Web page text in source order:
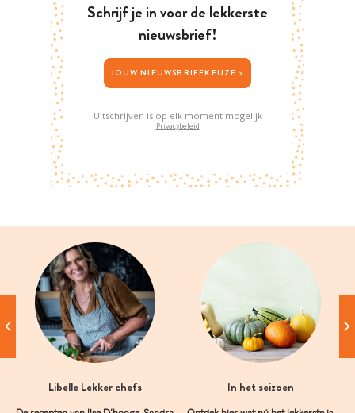
Schrijf je in voor de lekkerste
nieuwsbrief!
JOUW NIEUWSBRIEFKEUZE >
Uitschrijven is op elk moment mogelijk
Privacybeleid
Libelle Lekker chefs In het seizoen